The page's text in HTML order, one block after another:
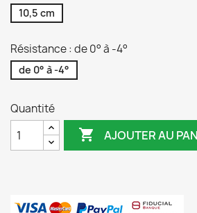
10,5 cm
Résistance : de 0° à -4°
de 0° à -4°
Quantité
 AJOUTER AU